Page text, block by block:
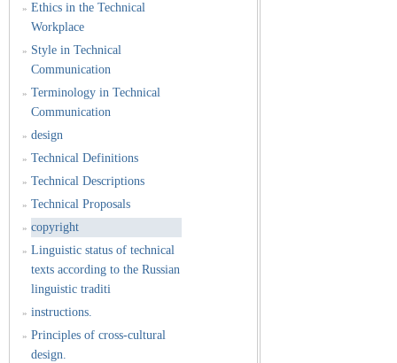
» Ethics in the Technical
Workplace
» Style in Technical
Communication
» Terminology in Technical
Communication
» design
» Technical Definitions
» Technical Descriptions
» Technical Proposals
» copyright
» Linguistic status of technical
texts according to the Russian
linguistic traditi
» instructions.
» Principles of cross-cultural
design.